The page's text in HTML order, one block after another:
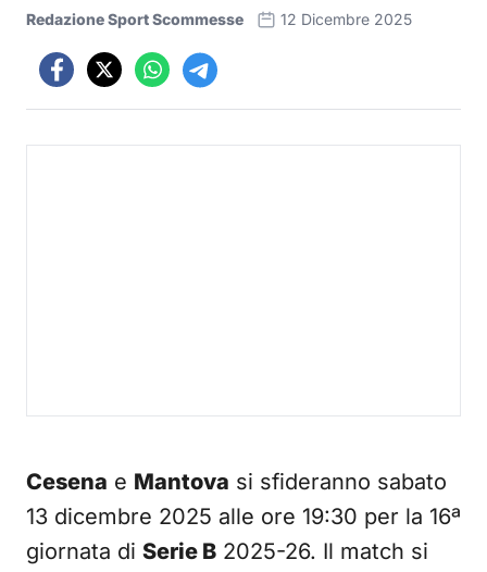
Redazione Sport Scommesse 12 Dicembre 2025
Cesena e Mantova si sfideranno sabato
13 dicembre 2025 alle ore 19:30 per la 16ª
giornata di Serie B 2025-26. Il match si